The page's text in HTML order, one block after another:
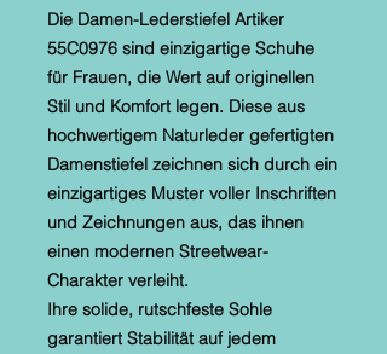
Die Damen-Lederstiefel Artiker
55C0976 sind einzigartige Schuhe
für Frauen, die Wert auf originellen
Stil und Komfort legen. Diese aus
hochwertigem Naturleder gefertigten
Damenstiefel zeichnen sich durch ein
einzigartiges Muster voller Inschriften
und Zeichnungen aus, das ihnen
einen modernen Streetwear-
Charakter verleiht.
Ihre solide, rutschfeste Sohle
garantiert Stabilität auf jedem